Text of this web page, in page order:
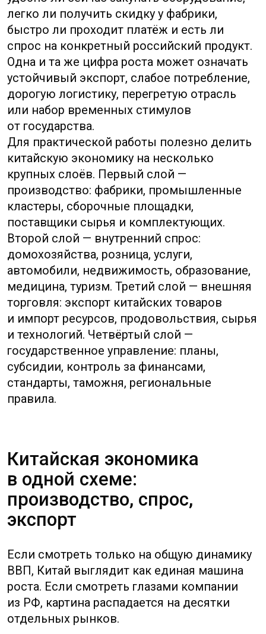
в Шанхае. Фабрика, работающая на экспорт,
может иметь полный портфель заказов,
а соседний магазин бытовой техники —
давать скидки из-за слабого спроса.
Поэтому первое правило простое:
китайская экономика важна не как
абстрактная страна, а как набор отраслей,
регионов, цепочек и правил.
Рост ВВП полезен как общий фон.
Если экономика растёт,
государство обычно сохраняет
больше пространства для
инфраструктурных проектов,
поддержки предприятий
и банковского финансирования.
Но для сделок по поставкам
важнее смотреть
на производственную активность,
загрузку фабрик, цены на сырьё,
экспортные заказы и сезонность.
Например, официальный PMI
в производстве показывает настроение
и активность промышленных
предприятий. Значение выше 50 обычно
означает расширение, ниже 50 — сжатие.
Официальный PMI может быть
на пороговом уровне, а внутри него
крупные предприятия чувствуют себя
лучше средних и малых. Для закупщика это
важно: крупная фабрика может быть
загружена и не давать скидку,
Поэтому статистика помогает задавать
вопросы, но не заменяет проверку
конкретного поставщика.
и розничные продажи
Розничные продажи важны тем, кто
планирует продавать товары в Китай или
оценивать устойчивость потребительского
спроса. Если потребитель осторожен,